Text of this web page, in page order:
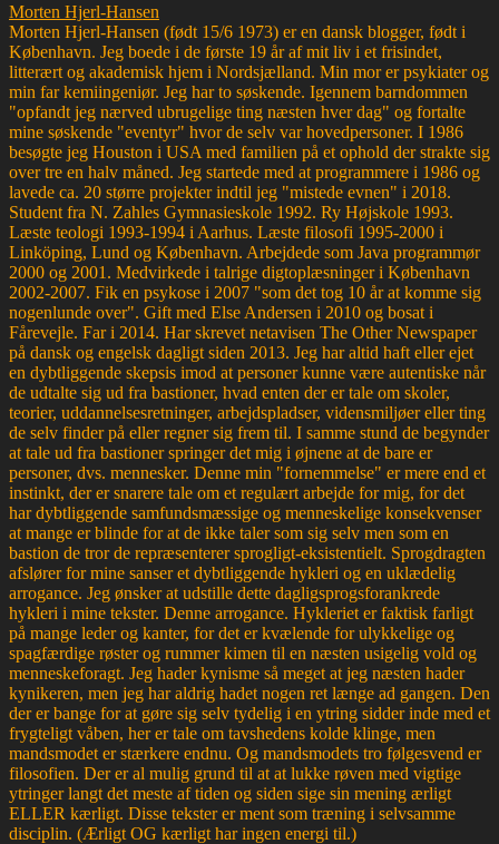
Morten Hjerl-Hansen
Morten Hjerl-Hansen (født 15/6 1973) er en dansk blogger, født i
København. Jeg boede i de første 19 år af mit liv i et frisindet,
litterært og akademisk hjem i Nordsjælland. Min mor er psykiater og
min far kemiingeniør. Jeg har to søskende. Igennem barndommen
"opfandt jeg nærved ubrugelige ting næsten hver dag" og fortalte
mine søskende "eventyr" hvor de selv var hovedpersoner. I 1986
besøgte jeg Houston i USA med familien på et ophold der strakte sig
over tre en halv måned. Jeg startede med at programmere i 1986 og
lavede ca. 20 større projekter indtil jeg "mistede evnen" i 2018.
Student fra N. Zahles Gymnasieskole 1992. Ry Højskole 1993.
Læste teologi 1993-1994 i Aarhus. Læste filosofi 1995-2000 i
Linköping, Lund og København. Arbejdede som Java programmør
2000 og 2001. Medvirkede i talrige digtoplæsninger i København
2002-2007. Fik en psykose i 2007 "som det tog 10 år at komme sig
nogenlunde over". Gift med Else Andersen i 2010 og bosat i
Fårevejle. Far i 2014. Har skrevet netavisen The Other Newspaper
på dansk og engelsk dagligt siden 2013. Jeg har altid haft eller ejet
en dybtliggende skepsis imod at personer kunne være autentiske når
de udtalte sig ud fra bastioner, hvad enten der er tale om skoler,
teorier, uddannelsesretninger, arbejdspladser, vidensmiljøer eller ting
de selv finder på eller regner sig frem til. I samme stund de begynder
at tale ud fra bastioner springer det mig i øjnene at de bare er
personer, dvs. mennesker. Denne min "fornemmelse" er mere end et
instinkt, der er snarere tale om et regulært arbejde for mig, for det
har dybtliggende samfundsmæssige og menneskelige konsekvenser
at mange er blinde for at de ikke taler som sig selv men som en
bastion de tror de repræsenterer sprogligt-eksistentielt. Sprogdragten
afslører for mine sanser et dybtliggende hykleri og en uklædelig
arrogance. Jeg ønsker at udstille dette dagligsprogsforankrede
hykleri i mine tekster. Denne arrogance. Hykleriet er faktisk farligt
på mange leder og kanter, for det er kvælende for ulykkelige og
spagfærdige røster og rummer kimen til en næsten usigelig vold og
menneskeforagt. Jeg hader kynisme så meget at jeg næsten hader
kynikeren, men jeg har aldrig hadet nogen ret længe ad gangen. Den
der er bange for at gøre sig selv tydelig i en ytring sidder inde med et
frygteligt våben, her er tale om tavshedens kolde klinge, men
mandsmodet er stærkere endnu. Og mandsmodets tro følgesvend er
filosofien. Der er al mulig grund til at at lukke røven med vigtige
ytringer langt det meste af tiden og siden sige sin mening ærligt
ELLER kærligt. Disse tekster er ment som træning i selvsamme
disciplin. (Ærligt OG kærligt har ingen energi til.)